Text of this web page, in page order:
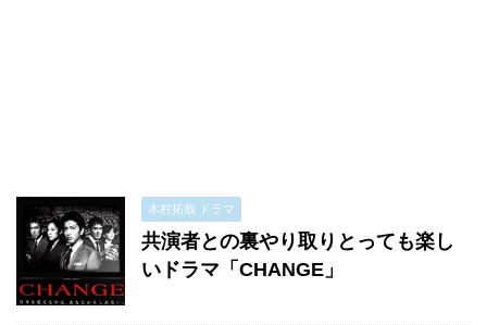
木村拓哉 ドラマ
共演者との裏やり取りとっても楽し
いドラマ「CHANGE」